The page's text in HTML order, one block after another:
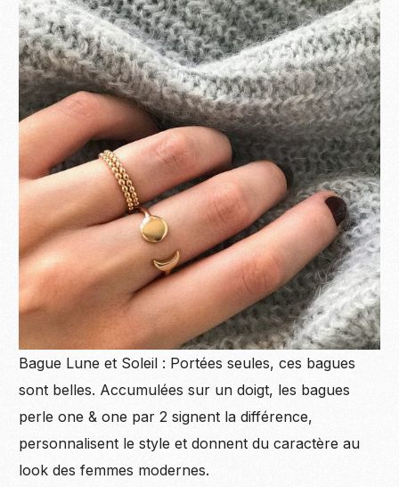
Bague Lune et Soleil : Portées seules, ces bagues
sont belles. Accumulées sur un doigt, les bagues
perle one & one par 2 signent la différence,
personnalisent le style et donnent du caractère au
look des femmes modernes.